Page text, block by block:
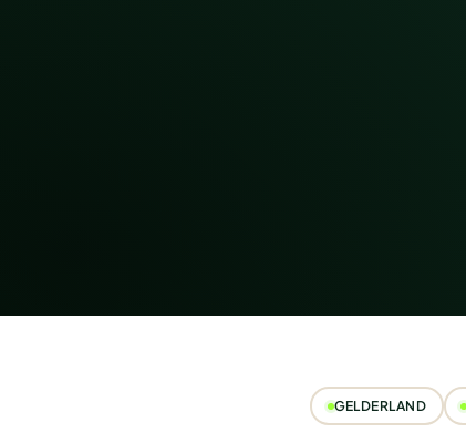
GELDERLAND